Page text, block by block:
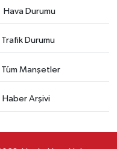
Hava Durumu
Trafik Durumu
Tüm Manşetler
Haber Arşivi